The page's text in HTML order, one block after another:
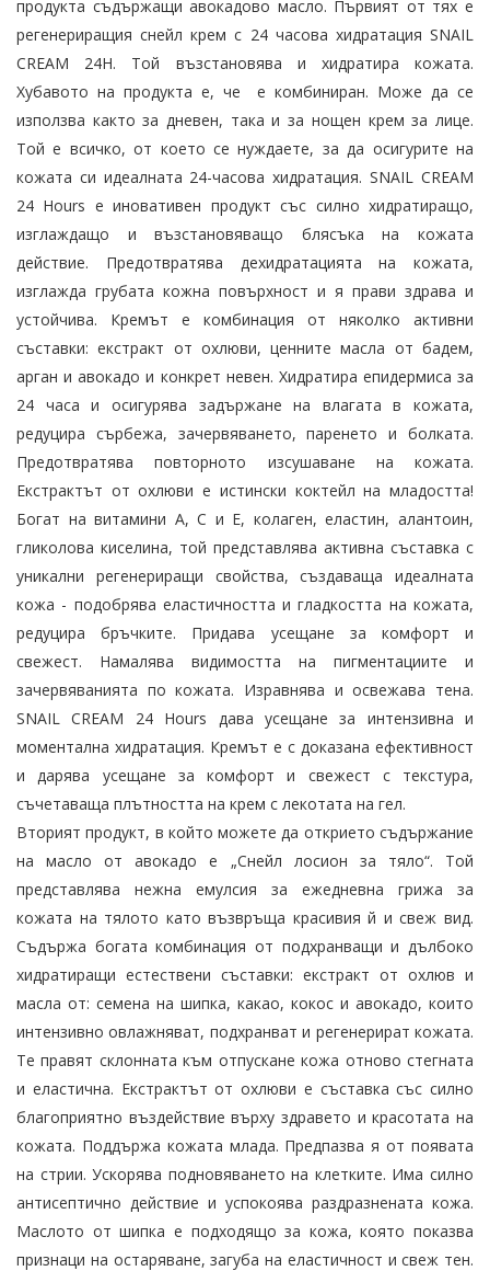
продукта съдържащи авокадово масло. Първият от тях е
регенериращия снейл крем с 24 часова хидратация SNAIL
CREAM 24H. Той възстановява и хидратира кожата.
Хубавото на продукта е, че е комбиниран. Може да се
използва както за дневен, така и за нощен крем за лице.
Той е всичко, от което се нуждаете, за да осигурите на
кожата си идеалната 24-часова хидратация. SNAIL CREAM
24 Hours е иновативен продукт със силно хидратиращо,
изглаждащо и възстановяващо блясъка на кожата
действие. Предотвратява дехидратацията на кожата,
изглажда грубата кожна повърхност и я прави здрава и
устойчива. Кремът е комбинация от няколко активни
съставки: екстракт от охлюви, ценните масла от бадем,
арган и авокадо и конкрет невен. Хидратира епидермиса за
24 часа и осигурява задържане на влагата в кожата,
редуцира сърбежа, зачервяването, паренето и болката.
Предотвратява повторното изсушаване на кожата.
Екстрактът от охлюви е истински коктейл на младостта!
Богат на витамини A, C и E, колаген, еластин, алантоин,
гликолова киселина, той представлява активна съставка с
уникални регенериращи свойства, създаваща идеалната
кожа - подобрява еластичността и гладкостта на кожата,
редуцира бръчките. Придава усещане за комфорт и
свежест. Намалява видимостта на пигментациите и
зачервяванията по кожата. Изравнява и освежава тена.
SNAIL CREAM 24 Hours дава усещане за интензивна и
моментална хидратация. Кремът е с доказана ефективност
и дарява усещане за комфорт и свежест с текстура,
съчетаваща плътността на крем с лекотата на гел.
Вторият продукт, в който можете да открието съдържание
на масло от авокадо е „Снейл лосион за тяло“. Той
представлява нежна емулсия за ежедневна грижа за
кожата на тялото като възвръща красивия й и свеж вид.
Съдържа богата комбинация от подхранващи и дълбоко
хидратиращи естествени съставки: екстракт от охлюв и
масла от: семена на шипка, какао, кокос и авокадо, които
интензивно овлажняват, подхранват и регенерират кожата.
Те правят склонната към отпускане кожа отново стегната
и еластична. Екстрактът от охлюви е съставка със силно
благоприятно въздействие върху здравето и красотата на
кожата. Поддържа кожата млада. Предпазва я от появата
на стрии. Ускорява подновяването на клетките. Има силно
антисептично действие и успокоява раздразнената кожа.
Маслото от шипка е подходящо за кожа, която показва
признаци на остаряване, загуба на еластичност и свеж тен.